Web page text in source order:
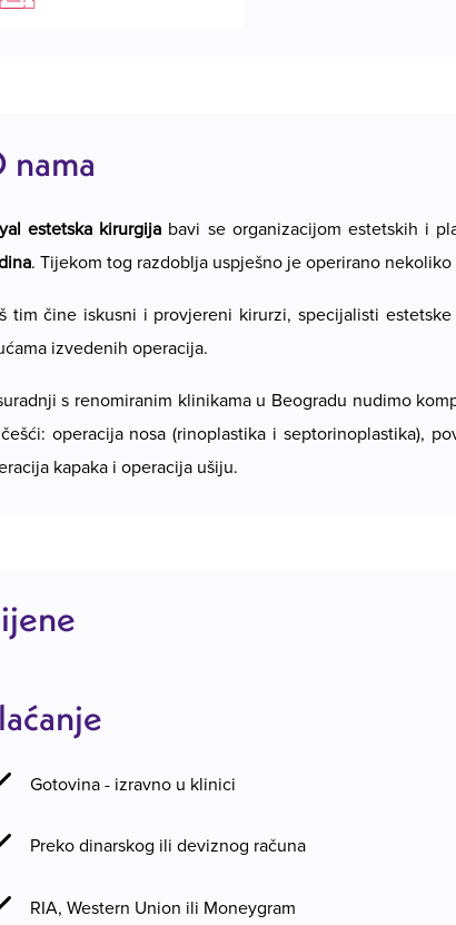
nama
estetska kirurgija bavi se organizacijom estetskih i
. Tijekom tog razdoblja uspješno je operirano nekoliko
tim čine iskusni i provjereni kirurzi, specijalisti
izvedenih operacija.
s renomiranim klinikama u Beogradu nudimo
operacija nosa (rinoplastika i septorinoplastika),
kapaka i operacija ušiju.
Gotovina - izravno u klinici
Preko dinarskog ili deviznog računa
RIA, Western Union ili Moneygram